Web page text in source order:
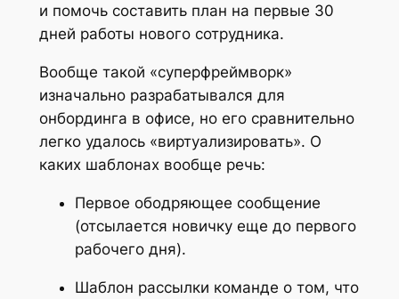
и помочь составить план на первые 30
дней работы нового сотрудника.
Вообще такой «суперфреймворк»
изначально разрабатывался для
онбординга в офисе, но его сравнительно
легко удалось «виртуализировать». О
каких шаблонах вообще речь:
Первое ободряющее сообщение
(отсылается новичку еще до первого
рабочего дня).
Шаблон рассылки команде о том, что